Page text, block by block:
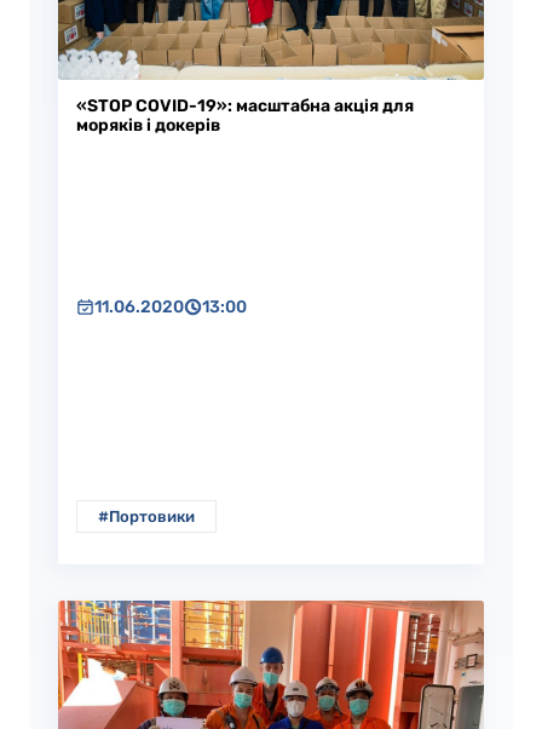
«STOP COVID-19»: масштабна акція для
моряків і докерів
11.06.2020 13:00
#Портовики